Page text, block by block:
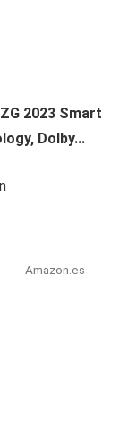
2023 Smart
Dolby...
Amazon.es